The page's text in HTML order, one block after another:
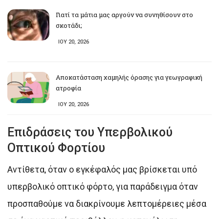
Γιατί τα μάτια μας αργούν να συνηθίσουν στο
σκοτάδι;
ΙΟΥ 20, 2026
Αποκατάσταση χαμηλής όρασης για γεωγραφική
ατροφία
ΙΟΥ 20, 2026
Επιδράσεις του Υπερβολικού
Οπτικού Φορτίου
Αντίθετα, όταν ο εγκέφαλός μας βρίσκεται υπό
υπερβολικό οπτικό φόρτο, για παράδειγμα όταν
προσπαθούμε να διακρίνουμε λεπτομέρειες μέσα